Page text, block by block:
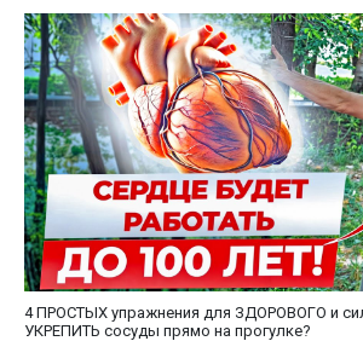
4 ПРОСТЫХ упражнения для ЗДОРОВОГО и
УКРЕПИТЬ сосуды прямо на прогулке?